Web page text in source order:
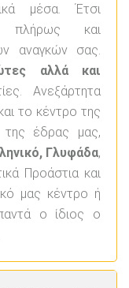
μέσα. Έτσι
πλήρως και
αναγκών σας.
αλλά και
Ανεξάρτητα
το κέντρο της
της έδρας μας,
Γλυφάδα,
Προάστια και
μας κέντρο ή
ο ίδιος ο